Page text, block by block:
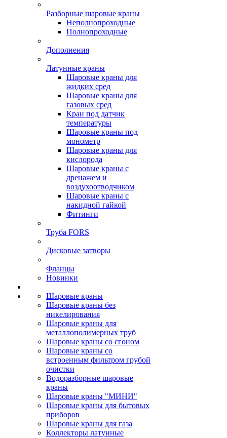
Разборные шаровые краны
Неполнопроходные
Полнопроходные
Дополнения
Латунные краны
Шаровые краны для
жидких сред
Шаровые краны для
газовых сред
Кран под датчик
температуры
Шаровые краны под
монометр
Шаровые краны для
кислорода
Шаровые краны с
дренажем и
воздухоотводчиком
Шаровые краны с
накидной гайкой
Фитинги
Труба FORS
Дисковые затворы
Фланцы
Новинки
Шаровые краны
Шаровые краны без
никелирования
Шаровые краны для
металлополимерных труб
Шаровые краны со сгоном
Шаровые краны со
встроенным фильтром грубой
очистки
Водоразборные шаровые
краны
Шаровые краны "МИНИ"
Шаровые краны для бытовых
приборов
Шаровые краны для газа
Коллекторы латунные